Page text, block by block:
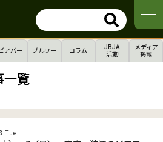
ビアバー ブルワー コラム
JBJA
活動
メディア
掲載
一覧
Tue.